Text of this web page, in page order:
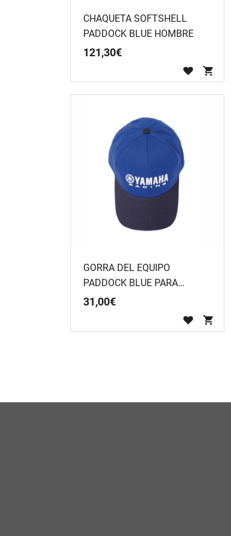
CHAQUETA SOFTSHELL
PADDOCK BLUE HOMBRE
121,30€
GORRA DEL EQUIPO
PADDOCK BLUE PARA
ADULTO
31,00€